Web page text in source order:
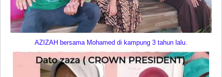
AZIZAH bersama Mohamed di kampung 3 tahun lalu.